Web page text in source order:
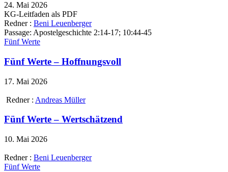
24. Mai 2026
KG-Leitfaden als PDF
Redner : Beni Leuenberger
Passage: Apostelgeschichte 2:14-17; 10:44-45
Fünf Werte
Fünf Werte – Hoffnungsvoll
17. Mai 2026
Redner : Andreas Müller
Fünf Werte – Wertschätzend
10. Mai 2026
Redner : Beni Leuenberger
Fünf Werte